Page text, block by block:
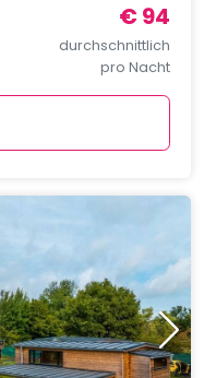
€ 94
durchschnittlich
pro Nacht